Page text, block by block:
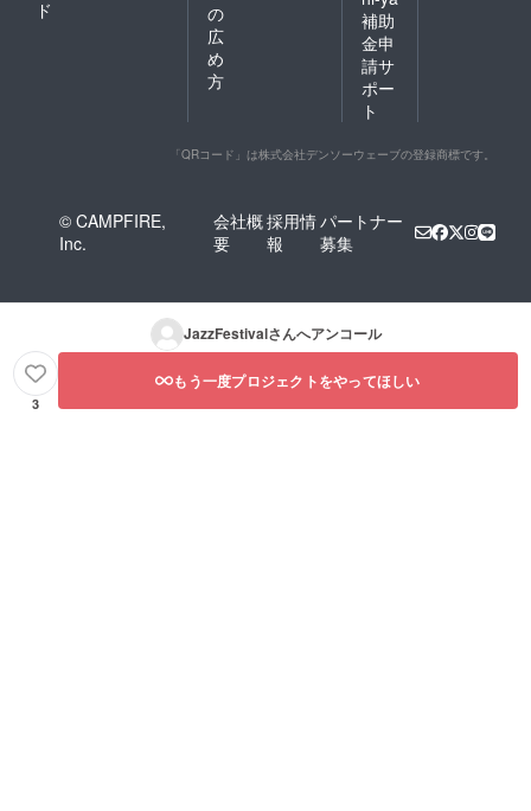
ド
の
広
め
方
補助
金申
請サ
ポー
ト
「QRコード」は株式会社デンソーウェーブの登録商標です。
© CAMPFIRE,
Inc.
会社概
要
採用情
報
パートナー
募集
JazzFestivalさんへアンコール
3
もう一度プロジェクトをやってほしい